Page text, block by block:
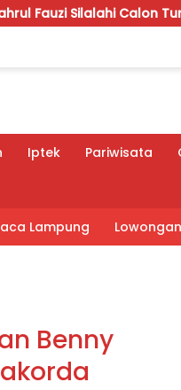
Tunggal
Iptek Pariwisata
Lampung
Benny